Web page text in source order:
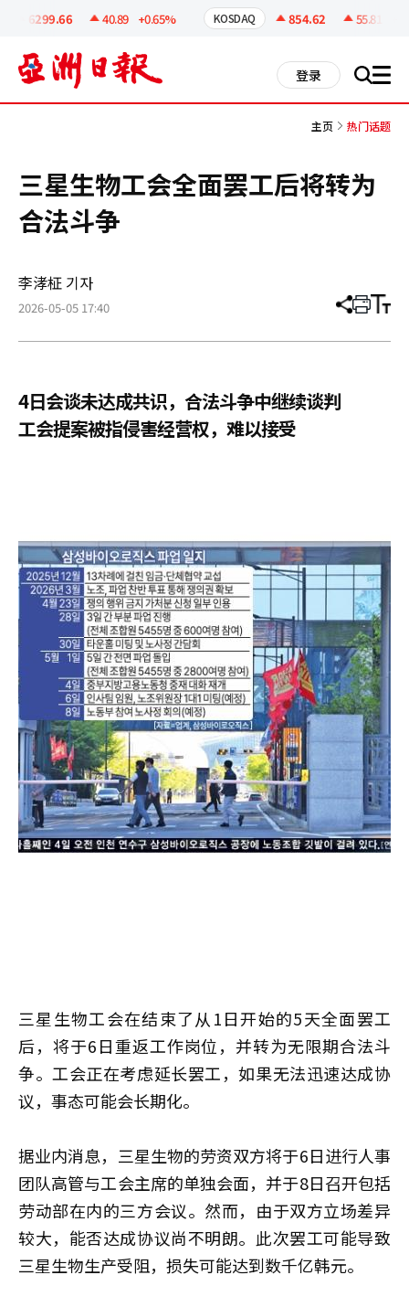
6299.66 40.89 +0.65% KOSDAQ 854.62 55.81
登录 搜 all
主页 热门话题
三星生物工会全面罢工后将转为
合法斗争
李涍柾 기자
2026-05-05 17:40 分
章
打 调
小
4日会谈未达成共识，合法斗争中继续谈判
工会提案被指侵害经营权，难以接受
三星生物工会在结束了从1日开始的5天全面罢工
后，将于6日重返工作岗位，并转为无限期合法斗
争。工会正在考虑延长罢工，如果无法迅速达成协
议，事态可能会长期化。
据业内消息，三星生物的劳资双方将于6日进行人事
团队高管与工会主席的单独会面，并于8日召开包括
劳动部在内的三方会议。然而，由于双方立场差异
较大，能否达成协议尚不明朗。此次罢工可能导致
三星生物生产受阻，损失可能达到数千亿韩元。